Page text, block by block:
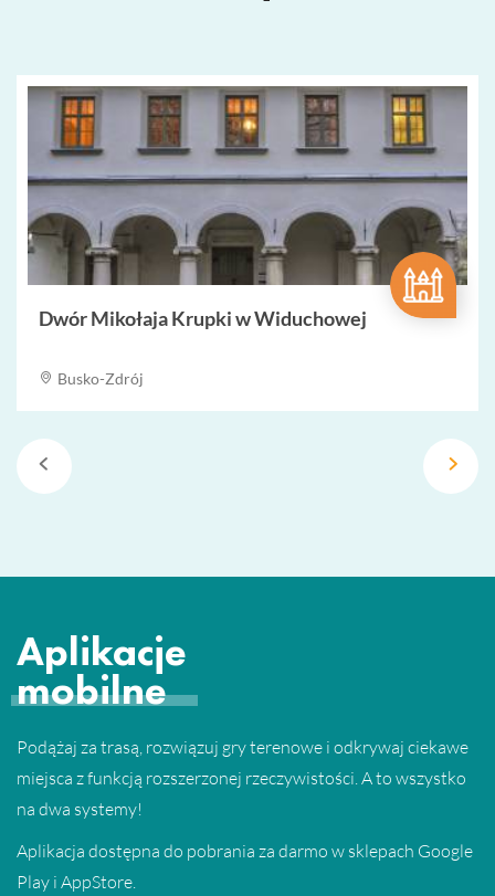
Dwór Mikołaja Krupki w Widuchowej
Busko-Zdrój
Aplikacje
mobilne
Podążaj za trasą, rozwiązuj gry terenowe i odkrywaj ciekawe
miejsca z funkcją rozszerzonej rzeczywistości. A to wszystko
na dwa systemy!
Aplikacja dostępna do pobrania za darmo w sklepach Google
Play i AppStore.